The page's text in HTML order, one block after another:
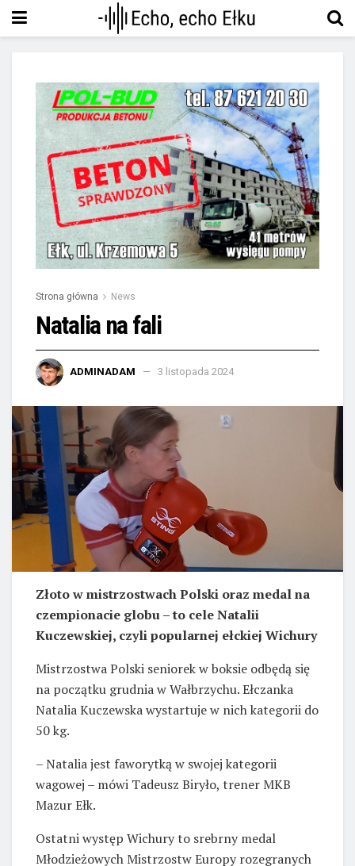
Strona główna News
Natalia na fali
ADMINADAM 3 listopada 2024
Złoto w mistrzostwach Polski oraz medal na
czempionacie globu – to cele Natalii
Kuczewskiej, czyli popularnej ełckiej Wichury
Mistrzostwa Polski seniorek w boksie odbędą się
na początku grudnia w Wałbrzychu. Ełczanka
Natalia Kuczewska wystartuje w nich kategorii do
50 kg.
– Natalia jest faworytką w swojej kategorii
wagowej – mówi Tadeusz Biryło, trener MKB
Mazur Ełk.
Ostatni występ Wichury to srebrny medal
Młodzieżowych Mistrzostw Europy rozegranych